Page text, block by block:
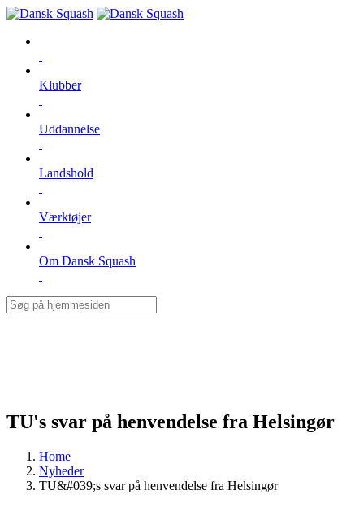
Klubber
Uddannelse
Landshold
Værktøjer
Om Dansk Squash
TU's svar på henvendelse fra Helsingør
Home
Nyheder
TU&#039;s svar på henvendelse fra Helsingør